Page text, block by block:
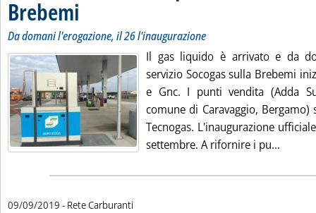
Brebemi . Sottotitolo: Da domani l'erogazione, il 26 l'inaugurazione
. Pubblicata mercoledì 11 settembre 2019 alle 12.40.
Da domani l'erogazione, il 26 l'inaugurazione
Il gas liquido è arrivato e da
servizio Socogas sulla Brebemi
e Gnc. I punti vendita (Adda
comune di Caravaggio,
Tecnogas. L'inaugurazione
settembre. A rifornire i pu...
09/09/2019 - Rete Carburanti